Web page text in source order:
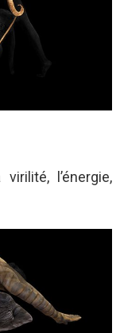
l’énergie,